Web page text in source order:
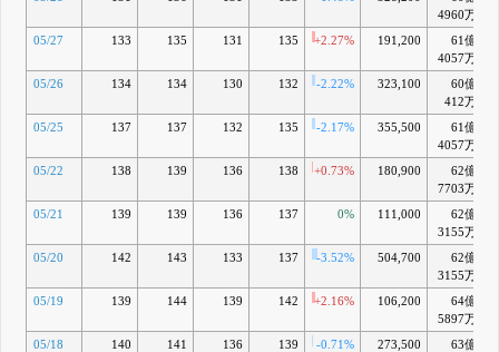
4960万
05/27 133 135 131 135 +2.27% 191,200
61億
4057万
05/26 134 134 130 132 -2.22% 323,100
60億
412万
05/25 137 137 132 135 -2.17% 355,500
61億
4057万
05/22 138 139 136 138 +0.73% 180,900
62億
7703万
05/21 139 139 136 137 0% 111,000
62億
3155万
05/20 142 143 133 137 -3.52% 504,700
62億
3155万
05/19 139 144 139 142 +2.16% 106,200
64億
5897万
05/18 140 141 136 139 -0.71% 273,500
63億